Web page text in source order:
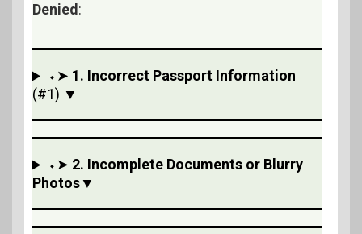
Denied:
⬩➤ 1. Incorrect Passport Information
(#1) ▼
⬩➤ 2. Incomplete Documents or Blurry
Photos▼